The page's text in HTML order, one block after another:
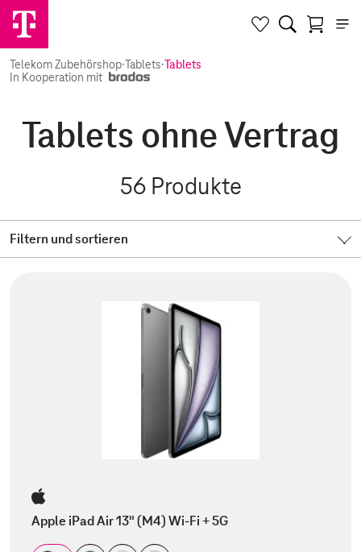
Telekom Zubehörshop·Tablets·Tablets
In Kooperation mit
Tablets ohne Vertrag
56 Produkte
Filtern und sortieren
Apple iPad Air 13" (M4) Wi-Fi + 5G